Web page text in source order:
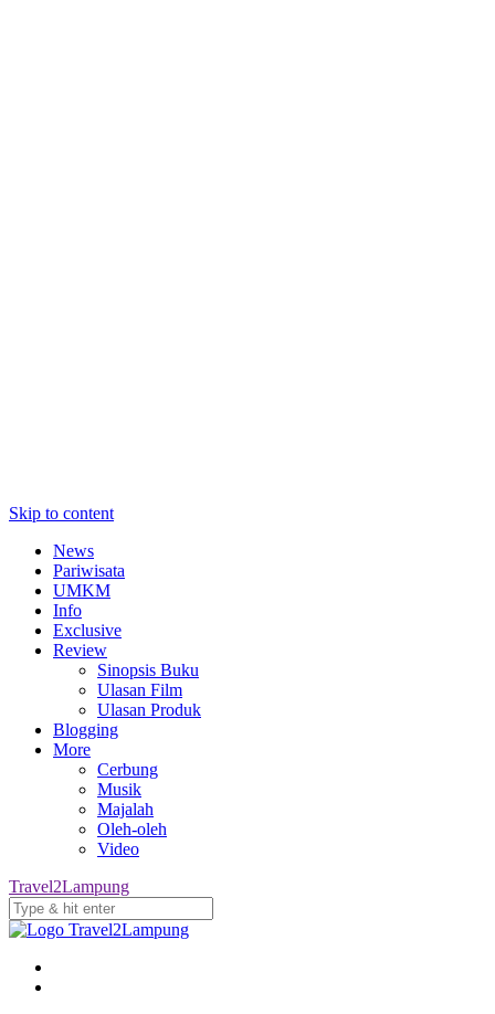
Skip to content
News
Pariwisata
UMKM
Info
Exclusive
Review
Sinopsis Buku
Ulasan Film
Ulasan Produk
Blogging
More
Cerbung
Musik
Majalah
Oleh-oleh
Video
Travel2Lampung